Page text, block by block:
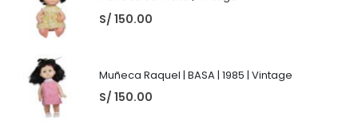
S/ 150.00
Muñeca Raquel | BASA | 1985 | Vintage
S/ 150.00